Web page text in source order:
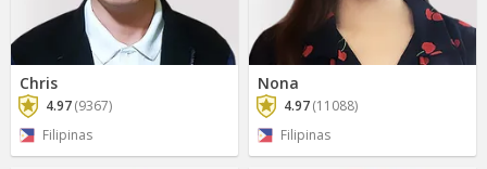
Chris
4.97(9367)
Filipinas
Nona
4.97(11088)
Filipinas